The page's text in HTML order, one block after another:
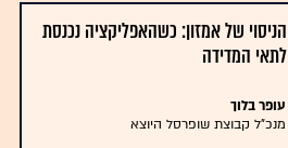
הניסוי של אמזון: כשהאפליקציה נכנסת
לתאי המדידה
עופר בלוך
מנכ"ל קבוצת שופרסל היוצא